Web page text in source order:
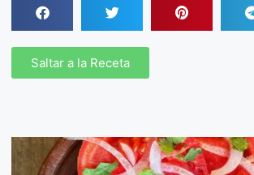
Saltar a la Receta